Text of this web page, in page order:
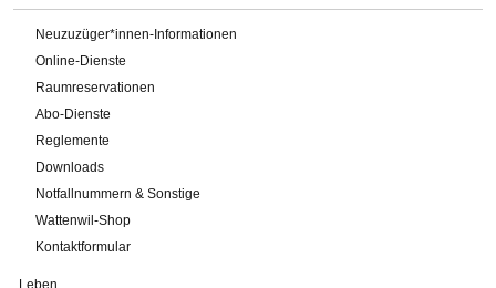
Neuzuzüger*innen-Informationen
Online-Dienste
Raumreservationen
Abo-Dienste
Reglemente
Downloads
Notfallnummern & Sonstige
Wattenwil-Shop
Kontaktformular
Leben